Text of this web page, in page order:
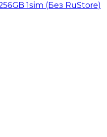
1sim (Без RuStore)